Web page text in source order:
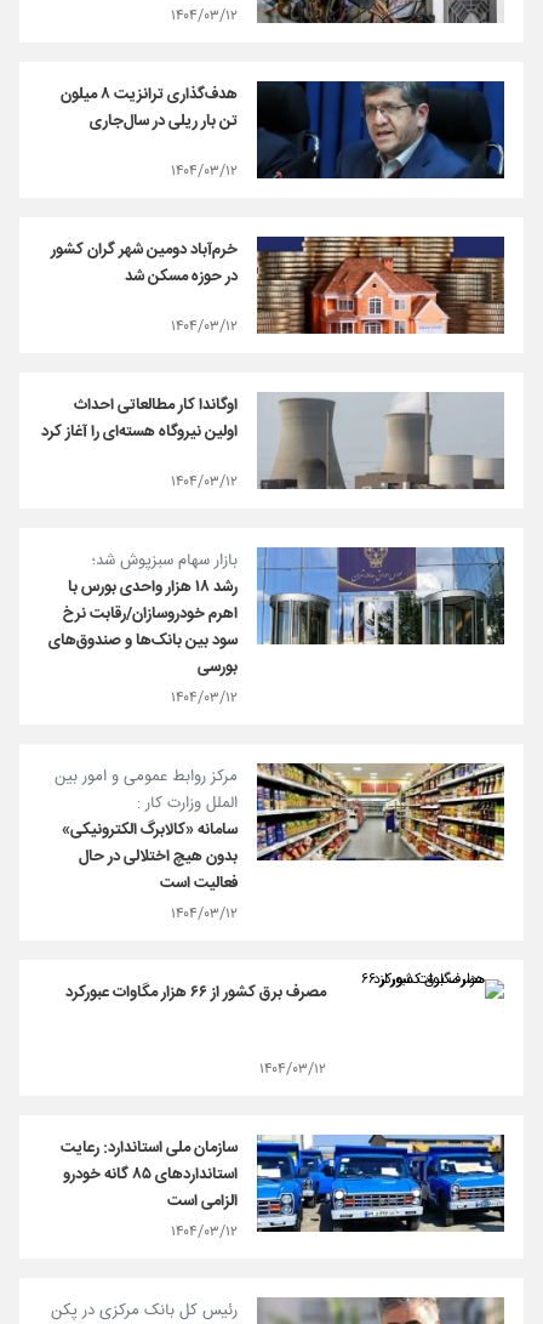
۱۴۰۴/۰۳/۱۲
هدف‌گذاری ترانزیت ۸ میلون
تن بار ریلی در سال‌جاری
۱۴۰۴/۰۳/۱۲
خرم‌آباد دومین شهر گران کشور
در حوزه مسکن شد
۱۴۰۴/۰۳/۱۲
اوگاندا کار مطالعاتی احداث
اولین نیروگاه هسته‌ای را آغاز کرد
۱۴۰۴/۰۳/۱۲
بازار سهام سبزپوش شد؛
رشد ۱۸ هزار واحدی بورس با
اهرم خودروسازان/رقابت نرخ
سود بین بانک‌ها و صندوق‌های
بورسی
۱۴۰۴/۰۳/۱۲
مرکز روابط عمومی و امور بین
الملل وزارت کار :
سامانه «کالابرگ الکترونیکی»
بدون هیچ اختلالی در حال
فعالیت است
۱۴۰۴/۰۳/۱۲
مصرف برق کشور از ۶۶ هزار مگاوات عبورکرد
۱۴۰۴/۰۳/۱۲
سازمان ملی استاندارد: رعایت
استانداردهای ۸۵ گانه خودرو
الزامی است
۱۴۰۴/۰۳/۱۲
رئیس کل بانک مرکزی در پکن